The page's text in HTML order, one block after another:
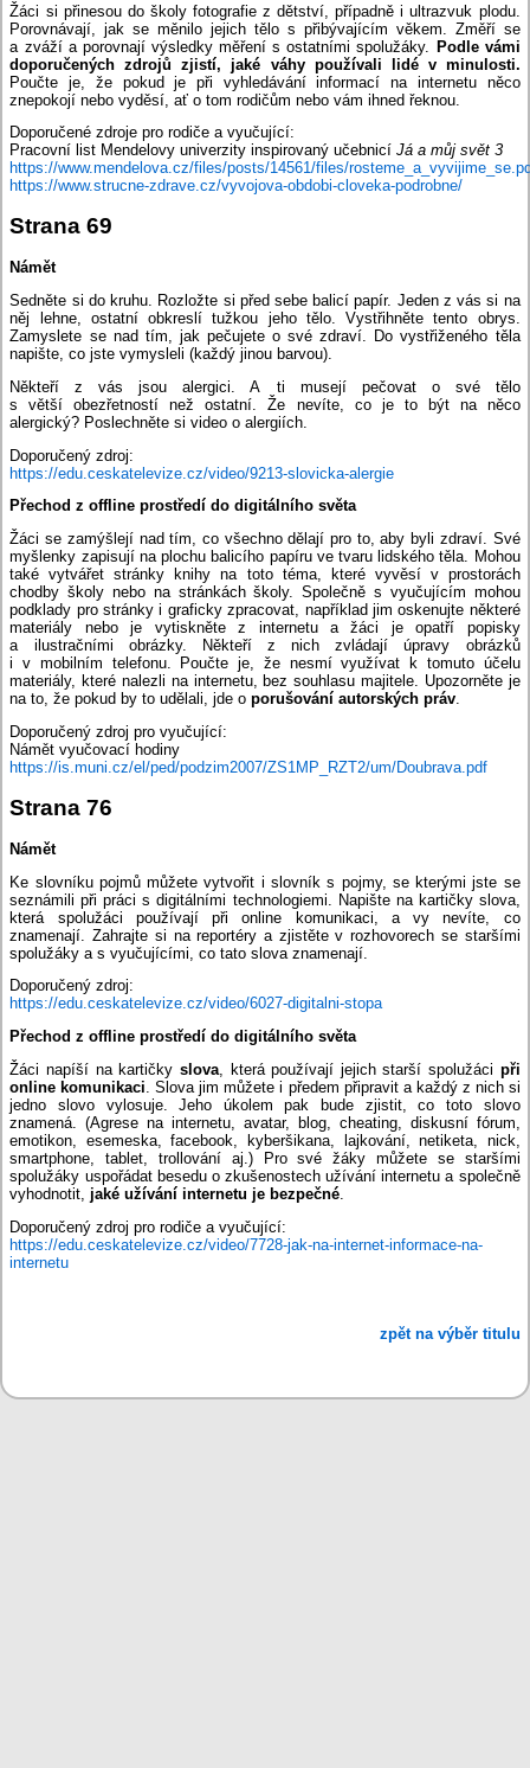
Žáci si přinesou do školy fotografie z dětství, případně i ultrazvuk plodu.
Porovnávají, jak se měnilo jejich tělo s přibývajícím věkem. Změří se
a zváží a porovnají výsledky měření s ostatními spolužáky. Podle vámi
doporučených zdrojů zjistí, jaké váhy používali lidé v minulosti.
Poučte je, že pokud je při vyhledávání informací na internetu něco
znepokojí nebo vyděsí, ať o tom rodičům nebo vám ihned řeknou.
Doporučené zdroje pro rodiče a vyučující:
Pracovní list Mendelovy univerzity inspirovaný učebnicíJá a můj svět 3
https://www.mendelova.cz/files/posts/14561/files/
https://www.strucne-zdrave.cz/vyvojova-obdobi-cloveka-podrobne/
Strana 69
Námět
Sedněte si do kruhu. Rozložte si před sebe balicí papír. Jeden z vás si na
něj lehne, ostatní obkreslí tužkou jeho tělo. Vystřihněte tento obrys.
Zamyslete se nad tím, jak pečujete o své zdraví. Do vystřiženého těla
napište, co jste vymysleli (každý jinou barvou).
Někteří z vás jsou alergici. A ti musejí pečovat o své tělo
s větší obezřetností než ostatní. Že nevíte, co je to být na něco
alergický? Poslechněte si video o alergiích.
Doporučený zdroj:
https://edu.ceskatelevize.cz/video/9213-slovicka-alergie
Přechod z offline prostředí do digitálního světa
Žáci se zamýšlejí nad tím, co všechno dělají pro to, aby byli zdraví. Své
myšlenky zapisují na plochu balicího papíru ve tvaru lidského těla. Mohou
také vytvářet stránky knihy na toto téma, které vyvěsí v prostorách
chodby školy nebo na stránkách školy. Společně s vyučujícím mohou
podklady pro stránky i graficky zpracovat, například jim oskenujte některé
materiály nebo je vytiskněte z internetu a žáci je opatří popisky
a ilustračními obrázky. Někteří z nich zvládají úpravy obrázků
i v mobilním telefonu. Poučte je, že nesmí využívat k tomuto účelu
materiály, které nalezli na internetu, bez souhlasu majitele. Upozorněte je
na to, že pokud by to udělali, jde oporušování autorských práv.
Doporučený zdroj pro vyučující:
Námět vyučovací hodiny
https://is.muni.cz/el/ped/podzim2007/ZS1MP_RZT2/um/Doubrava.pdf
Strana 76
Námět
Ke slovníku pojmů můžete vytvořit i slovník s pojmy, se kterými jste se
seznámili při práci s digitálními technologiemi. Napište na kartičky slova,
která spolužáci používají při online komunikaci, a vy nevíte, co
znamenají. Zahrajte si na reportéry a zjistěte v rozhovorech se staršími
spolužáky a s vyučujícími, co tato slova znamenají.
Doporučený zdroj:
https://edu.ceskatelevize.cz/video/6027-digitalni-stopa
Přechod z offline prostředí do digitálního světa
Žáci napíší na kartičky slova, která používají jejich starší spolužáci při
online komunikaci. Slova jim můžete i předem připravit a každý z nich si
jedno slovo vylosuje. Jeho úkolem pak bude zjistit, co toto slovo
znamená. (Agrese na internetu, avatar, blog, cheating, diskusní fórum,
emotikon, esemeska, facebook, kyberšikana, lajkování, netiketa, nick,
smartphone, tablet, trollování aj.) Pro své žáky můžete se staršími
spolužáky uspořádat besedu o zkušenostech užívání internetu a společně
vyhodnotit, jaké užívání internetu je bezpečné.
Doporučený zdroj pro rodiče a vyučující:
https://edu.ceskatelevize.cz/video/7728-jak-na-internet-informace-na-
internetu
zpět na výběr titulu